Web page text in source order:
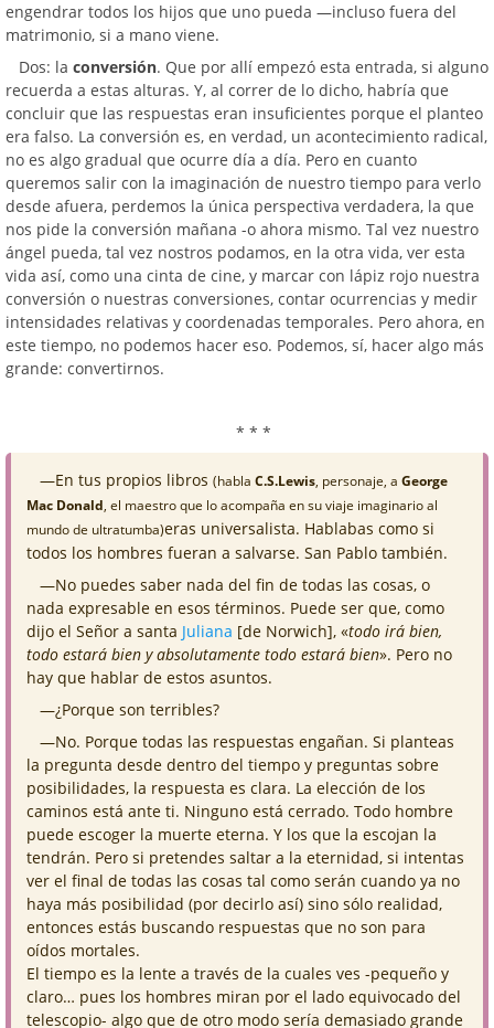
engendrar todos los hijos que uno pueda —incluso fuera del
matrimonio, si a mano viene.
Dos: la conversión. Que por allí empezó esta entrada, si alguno
recuerda a estas alturas. Y, al correr de lo dicho, habría que
concluir que las respuestas eran insuficientes porque el planteo
era falso. La conversión es, en verdad, un acontecimiento radical,
no es algo gradual que ocurre día a día. Pero en cuanto
queremos salir con la imaginación de nuestro tiempo para verlo
desde afuera, perdemos la única perspectiva verdadera, la que
nos pide la conversión mañana -o ahora mismo. Tal vez nuestro
ángel pueda, tal vez nostros podamos, en la otra vida, ver esta
vida así, como una cinta de cine, y marcar con lápiz rojo nuestra
conversión o nuestras conversiones, contar ocurrencias y medir
intensidades relativas y coordenadas temporales. Pero ahora, en
este tiempo, no podemos hacer eso. Podemos, sí, hacer algo más
grande: convertirnos.
* * *
—En tus propios libros (habla C.S.Lewis, personaje, a George
Mac Donald, el maestro que lo acompaña en su viaje imaginario al
mundo de ultratumba)eras universalista. Hablabas como si
todos los hombres fueran a salvarse. San Pablo también.
—No puedes saber nada del fin de todas las cosas, o
nada expresable en esos términos. Puede ser que, como
dijo el Señor a santa Juliana [de Norwich], «todo irá bien,
todo estará bien y absolutamente todo estará bien». Pero no
hay que hablar de estos asuntos.
—¿Porque son terribles?
—No. Porque todas las respuestas engañan. Si planteas
la pregunta desde dentro del tiempo y preguntas sobre
posibilidades, la respuesta es clara. La elección de los
caminos está ante ti. Ninguno está cerrado. Todo hombre
puede escoger la muerte eterna. Y los que la escojan la
tendrán. Pero si pretendes saltar a la eternidad, si intentas
ver el final de todas las cosas tal como serán cuando ya no
haya más posibilidad (por decirlo así) sino sólo realidad,
entonces estás buscando respuestas que no son para
oídos mortales.
El tiempo es la lente a través de la cuales ves -pequeño y
claro… pues los hombres miran por el lado equivocado del
telescopio- algo que de otro modo sería demasiado grande